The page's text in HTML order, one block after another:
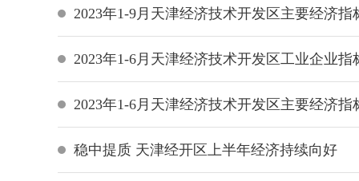
2023年1-9月天津经济技术开发区主要经济指
2023年1-6月天津经济技术开发区工业企业指
2023年1-6月天津经济技术开发区主要经济指
稳中提质 天津经开区上半年经济持续向好